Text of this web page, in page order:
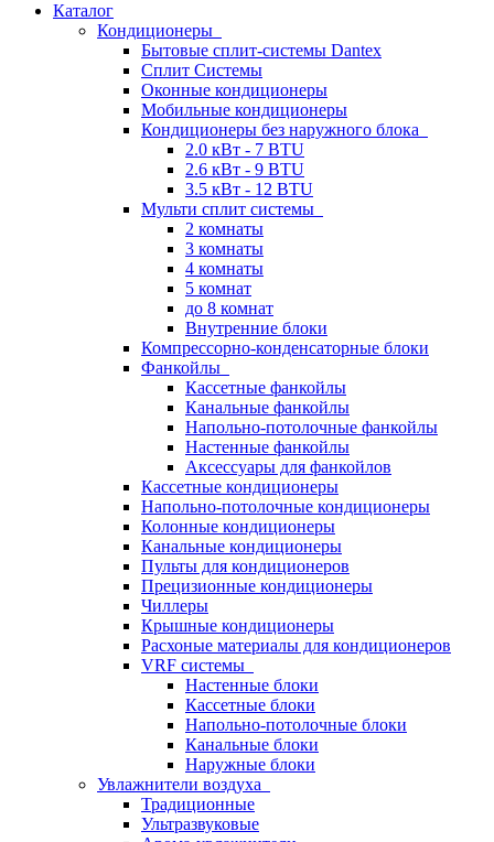
Каталог
Кондиционеры
Бытовые сплит-системы Dantex
Сплит Системы
Оконные кондиционеры
Мобильные кондиционеры
Кондиционеры без наружного блока
2.0 кВт - 7 BTU
2.6 кВт - 9 BTU
3.5 кВт - 12 BTU
Мульти сплит системы
2 комнаты
3 комнаты
4 комнаты
5 комнат
до 8 комнат
Внутренние блоки
Компрессорно-конденсаторные блоки
Фанкойлы
Кассетные фанкойлы
Канальные фанкойлы
Напольно-потолочные фанкойлы
Настенные фанкойлы
Аксессуары для фанкойлов
Кассетные кондиционеры
Напольно-потолочные кондиционеры
Колонные кондиционеры
Канальные кондиционеры
Пульты для кондиционеров
Прецизионные кондиционеры
Чиллеры
Крышные кондиционеры
Расхоные материалы для кондиционеров
VRF системы
Настенные блоки
Кассетные блоки
Напольно-потолочные блоки
Канальные блоки
Наружные блоки
Увлажнители воздуха
Традиционные
Ультразвуковые